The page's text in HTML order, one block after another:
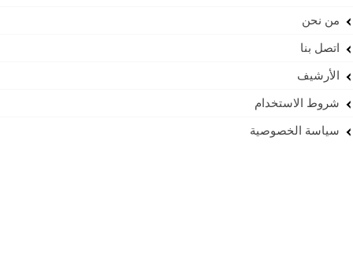
من نحن
اتصل بنا
الأرشيف
شروط الاستخدام
سياسة الخصوصية